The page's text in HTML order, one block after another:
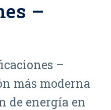
–
–
más moderna
de energía en